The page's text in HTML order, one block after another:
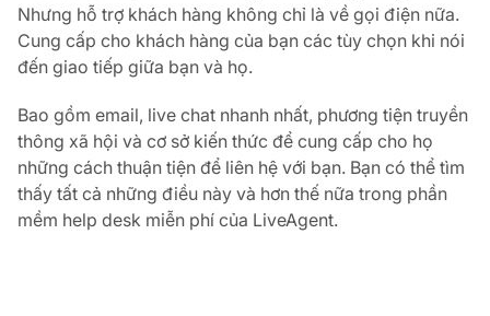
Nhưng hỗ trợ khách hàng không chỉ là về gọi điện nữa.
Cung cấp cho khách hàng của bạn các tùy chọn khi nói
đến giao tiếp giữa bạn và họ.
Bao gồm email, live chat nhanh nhất, phương tiện truyền
thông xã hội và cơ sở kiến thức để cung cấp cho họ
những cách thuận tiện để liên hệ với bạn. Bạn có thể tìm
thấy tất cả những điều này và hơn thế nữa trong phần
mềm help desk miễn phí của LiveAgent.